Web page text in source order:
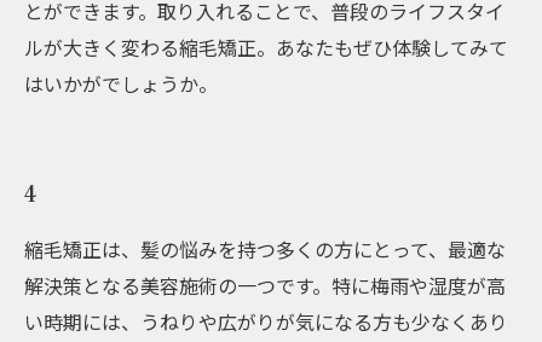
とができます。取り入れることで、普段のライフスタイ
ルが大きく変わる縮毛矯正。あなたもぜひ体験してみて
はいかがでしょうか。
4
縮毛矯正は、髪の悩みを持つ多くの方にとって、最適な
解決策となる美容施術の一つです。特に梅雨や湿度が高
い時期には、うねりや広がりが気になる方も少なくあり